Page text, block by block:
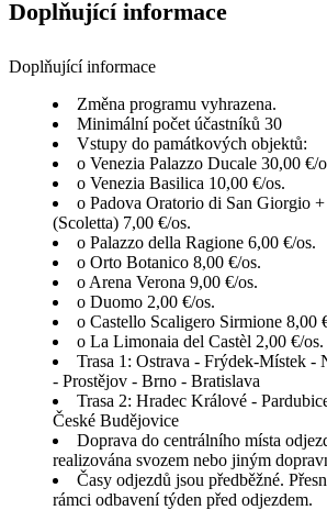
Doplňující informace
Doplňující informace
Změna programu vyhrazena.
Minimální počet účastníků 30
Vstupy do památkových objektů:
o Venezia Palazzo Ducale 30,00 €/
o Venezia Basilica 10,00 €/os.
o Padova Oratorio di San Giorgio
(Scoletta) 7,00 €/os.
o Palazzo della Ragione 6,00 €/os.
o Orto Botanico 8,00 €/os.
o Arena Verona 9,00 €/os.
o Duomo 2,00 €/os.
o Castello Scaligero Sirmione 8,00
o La Limonaia del Castèl 2,00 €/os.
Trasa 1: Ostrava - Frýdek-Místek -
- Prostějov - Brno - Bratislava
Trasa 2: Hradec Králové -
České Budějovice
Doprava do centrálního místa
realizována svozem nebo jiným
Časy odjezdů jsou předběžné.
rámci odbavení týden před odjezdem.